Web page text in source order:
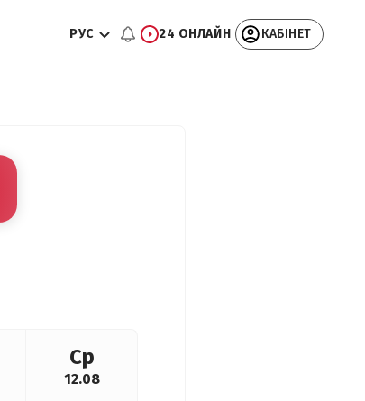
РУС 24 ОНЛАЙН КАБІНЕТ
Ср
12.08